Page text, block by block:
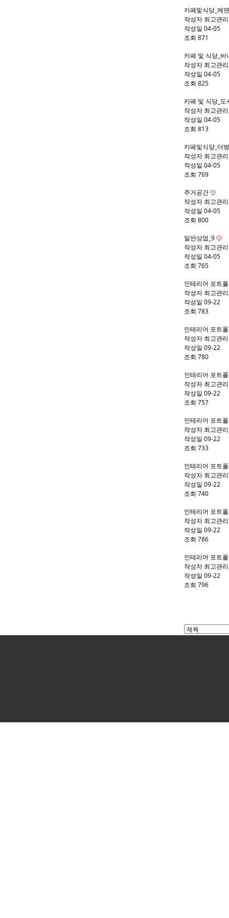
카페및식당_에
작성자 최고관
작성일 04-05
조회 871
카페 및 식당_
작성자 최고관
작성일 04-05
조회 825
카페 및 식당_
작성자 최고관
작성일 04-05
조회 813
카페및식당_더
작성자 최고관
작성일 04-05
조회 769
주거공간
작성자 최고관
작성일 04-05
조회 800
일반상업_9
작성자 최고관
작성일 04-05
조회 765
인테리어 포트
작성자 최고관
작성일 09-22
조회 783
인테리어 포트
작성자 최고관
작성일 09-22
조회 780
인테리어 포트
작성자 최고관
작성일 09-22
조회 757
인테리어 포트
작성자 최고관
작성일 09-22
조회 733
인테리어 포트
작성자 최고관
작성일 09-22
조회 740
인테리어 포트
작성자 최고관
작성일 09-22
조회 786
인테리어 포트
작성자 최고관
작성일 09-22
조회 796